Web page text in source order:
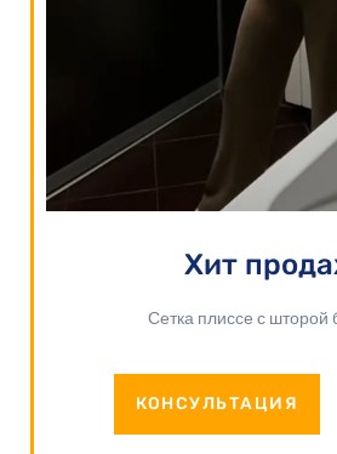
Хит
Сетка плиссе с шторой
КОНСУЛЬТАЦИЯ